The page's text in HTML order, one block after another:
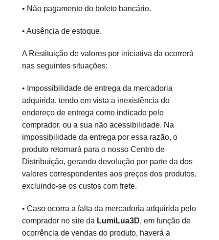
• Não pagamento do boleto bancário.
• Ausência de estoque.
A Restituição de valores por iniciativa da ocorrerá
nas seguintes situações:
• Impossibilidade de entrega da mercadoria
adquirida, tendo em vista a inexistência do
endereço de entrega como indicado pelo
comprador, ou a sua não acessibilidade. Na
impossibilidade da entrega por essa razão, o
produto retornará para o nosso Centro de
Distribuição, gerando devolução por parte da dos
valores correspondentes aos preços dos produtos,
excluindo-se os custos com frete.
• Caso ocorra a falta da mercadoria adquirida pelo
comprador no site da LumiLua3D, em função de
ocorrência de vendas do produto, haverá a